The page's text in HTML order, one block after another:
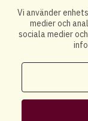
Vi använder
medier och
sociala medier